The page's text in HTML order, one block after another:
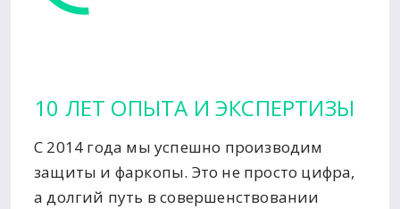
10 ЛЕТ ОПЫТА И ЭКСПЕРТИЗЫ
С 2014 года мы успешно производим
защиты и фаркопы. Это не просто цифра,
а долгий путь в совершенствовании